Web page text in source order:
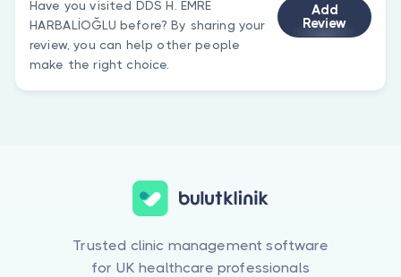
Have you visited DDS H. EMRE
HARBALİOĞLU before? By sharing your
review, you can help other people
make the right choice.
Add
Review
Trusted clinic management software
for UK healthcare professionals